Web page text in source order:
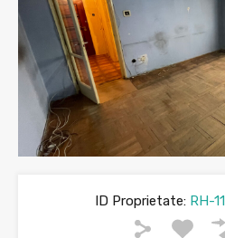
ID Proprietate: RH-